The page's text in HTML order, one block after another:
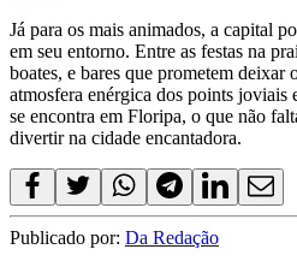
Já para os mais animados, a capital
em seu entorno. Entre as festas na
boates, e bares que prometem deixar
atmosfera enérgica dos points joviais
se encontra em Floripa, o que não
divertir na cidade encantadora.
Publicado por: Da Redação